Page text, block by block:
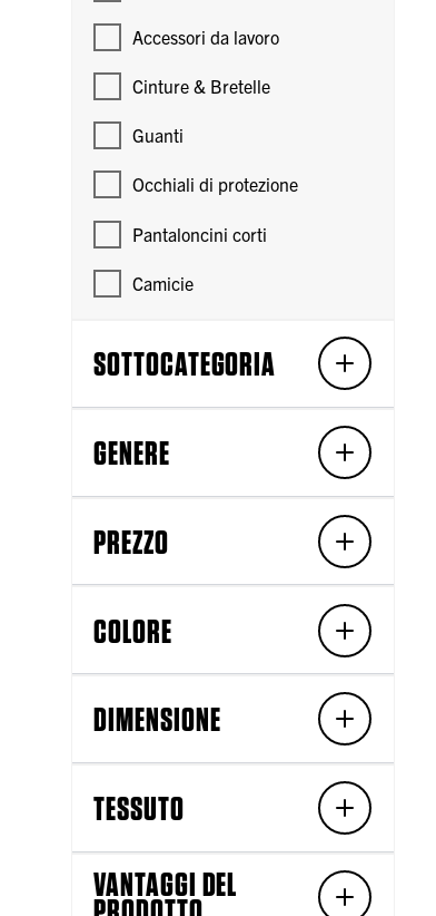
Accessori da lavoro
Cinture & Bretelle
Guanti
Occhiali di protezione
Pantaloncini corti
Camicie
SOTTOCATEGORIA
GENERE
PREZZO
COLORE
DIMENSIONE
TESSUTO
VANTAGGI DEL